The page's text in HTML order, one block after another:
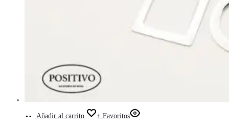
Añadir al carrito + Favoritos